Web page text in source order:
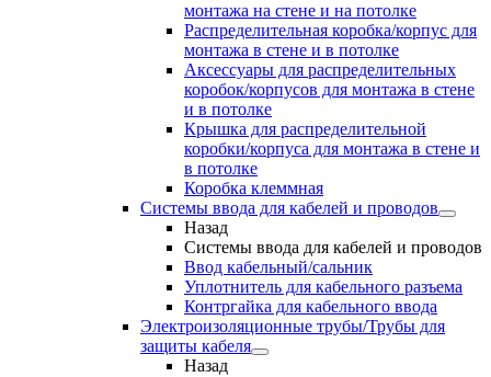
монтажа на стене и на потолке
Распределительная коробка/корпус для
монтажа в стене и в потолке
Аксессуары для распределительных
коробок/корпусов для монтажа в стене
и в потолке
Крышка для распределительной
коробки/корпуса для монтажа в стене и
в потолке
Коробка клеммная
Системы ввода для кабелей и проводов
Назад
Системы ввода для кабелей и проводов
Ввод кабельный/сальник
Уплотнитель для кабельного разъема
Контргайка для кабельного ввода
Электроизоляционные трубы/Трубы для
защиты кабеля
Назад